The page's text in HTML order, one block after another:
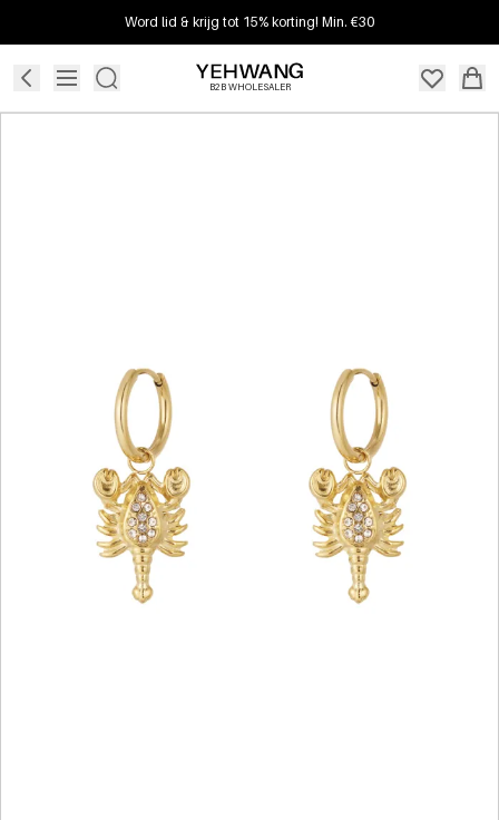
Word lid & krijg tot 15% korting! Min. €30
B2B WHOLESALER